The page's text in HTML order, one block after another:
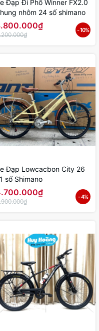
Đạp Đi Phố Winner FX2.0
nhôm 24 số shimano
- 10%
Đạp Lowcacbon City 26
số Shimano
- 4%